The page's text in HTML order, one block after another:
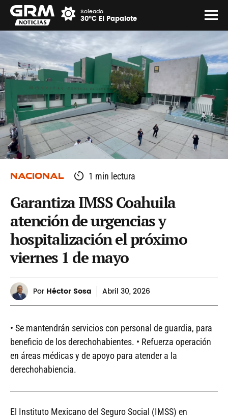
Soleado
30°C El Papalote
NACIONAL 1 min lectura
Garantiza IMSS Coahuila
atención de urgencias y
hospitalización el próximo
viernes 1 de mayo
Por Héctor Sosa Abril 30, 2026
• Se mantendrán servicios con personal de guardia, para
beneficio de los derechohabientes. • Refuerza operación
en áreas médicas y de apoyo para atender a la
derechohabiencia.
El Instituto Mexicano del Seguro Social (IMSS) en